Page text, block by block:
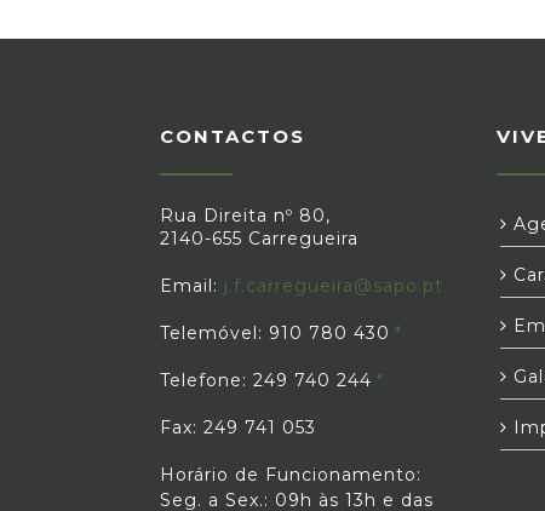
CONTACTOS
Rua Direita nº 80,
2140-655 Carregueira
Email: j.f.carregueira@sapo.pt
Telemóvel: 910 780 430
Telefone: 249 740 244
Fax: 249 741 053
Horário de Funcionamento:
Seg. a Sex.: 09h às 13h e das